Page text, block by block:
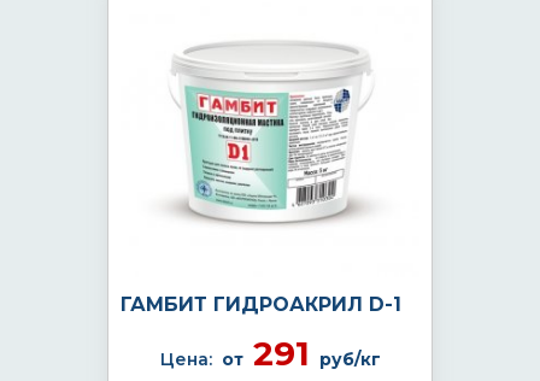
ГАМБИТ ГИДРОАКРИЛ D-1
Цена: от291 руб/кг